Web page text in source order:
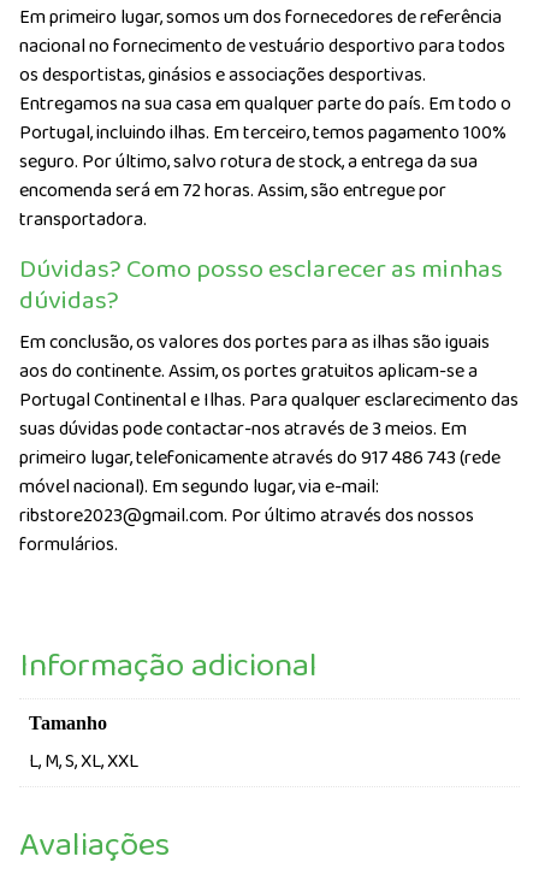
Em primeiro lugar, somos um dos fornecedores de referência
nacional no fornecimento de vestuário desportivo para todos
os desportistas, ginásios e associações desportivas.
Entregamos na sua casa em qualquer parte do país. Em todo o
Portugal, incluindo ilhas. Em terceiro, temos pagamento 100%
seguro. Por último, salvo rotura de stock, a entrega da sua
encomenda será em 72 horas. Assim, são entregue por
transportadora.
Dúvidas? Como posso esclarecer as minhas
dúvidas?
Em conclusão, os valores dos portes para as ilhas são iguais
aos do continente. Assim, os portes gratuitos aplicam-se a
Portugal Continental e Ilhas. Para qualquer esclarecimento das
suas dúvidas pode contactar-nos através de 3 meios. Em
primeiro lugar, telefonicamente através do 917 486 743 (rede
móvel nacional). Em segundo lugar, via e-mail:
ribstore2023@gmail.com. Por último através dos nossos
formulários.
Informação adicional
Tamanho
L, M, S, XL, XXL
Avaliações